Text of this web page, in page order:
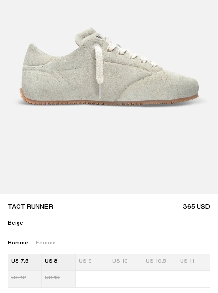
TACT RUNNER 365USD
Beige
Homme Femme
US 7.5 US 8 US 9 US 10 US 10.5 US 11
US 12 US 13